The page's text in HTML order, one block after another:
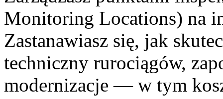
Monitoring Locations) na
Zastanawiasz się, jak
techniczny rurociągów,
modernizacje — w tym